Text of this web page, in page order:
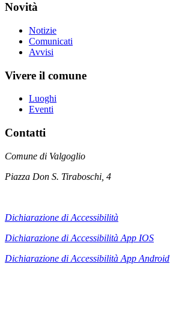
Novità
Notizie
Comunicati
Avvisi
Vivere il comune
Luoghi
Eventi
Contatti
Comune di Valgoglio
Piazza Don S. Tiraboschi, 4
Dichiarazione di Accessibilità
Dichiarazione di Accessibilità App IOS
Dichiarazione di Accessibilità App Android